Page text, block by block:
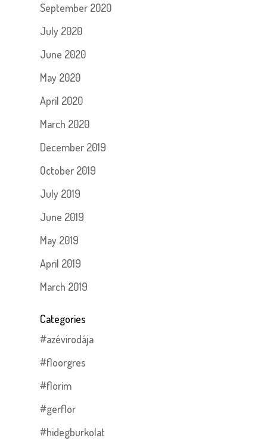
September 2020
July 2020
June 2020
May 2020
April 2020
March 2020
December 2019
October 2019
July 2019
June 2019
May 2019
April 2019
March 2019
Categories
#azévirodája
#floorgres
#florim
#gerflor
#hidegburkolat